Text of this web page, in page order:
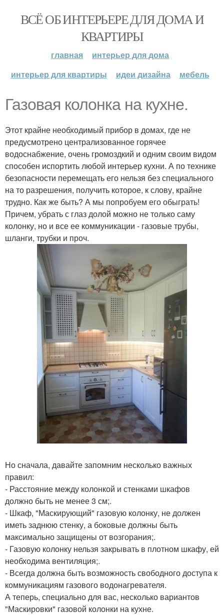
ВСЁ ОБ ИНТЕРЬЕРЕ ДЛЯ ДОМА И
КВАРТИРЫ
главная
интерьер для дома
интерьер для квартиры
идеи дизайна мебель
Газовая колонка на кухне.
Этот крайне необходимый прибор в домах, где не
предусмотрено централизованное горячее
водоснабжение, очень громоздкий и одним своим видом
способен испортить любой интерьер кухни. А по технике
безопасности перемещать его нельзя без специального
на то разрешения, получить которое, к слову, крайне
трудно. Как же быть? А мы попробуем его обыграть!
Причем, убрать с глаз долой можно не только саму
колонку, но и все ее коммуникации - газовые трубы,
шланги, трубки и проч.
Но сначала, давайте запомним несколько важных
правил:
- Расстояние между колонкой и стенками шкафов
должно быть не менее 3 см;.
- Шкаф, "Маскирующий" газовую колонку, не должен
иметь заднюю стенку, а боковые должны быть
максимально защищены от возгорания;.
- Газовую колонку нельзя закрывать в плотном шкафу, ей
необходима вентиляция;.
- Всегда должна быть возможность свободного доступа к
коммуникациям газового водонагревателя.
А теперь, специально для вас, несколько вариантов
"Маскировки" газовой колонки на кухне.